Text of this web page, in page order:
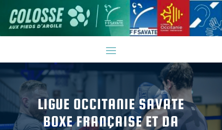
LIGUE OCCITANIE SAVATE
BOXE FRANÇAISE ET DA